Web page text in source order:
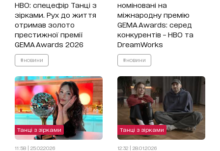
HBO: спецефір Танці з
зірками. Рух до життя
отримав золото
престижної премії
GEMA Awards 2026
#новини
номіновані на
міжнародну премію
GEMA Awards: серед
конкурентів – HBO та
DreamWorks
#новини
Танці з зірками
11:58 | 25.02.2026
Танці з зірками
12:32 | 28.01.2026